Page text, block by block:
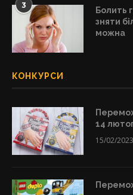
3
Болить
зняти
можна
КОНКУРСИ
14
15/02/2023